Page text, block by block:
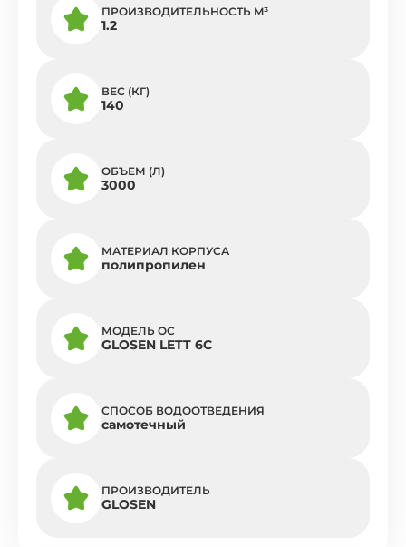
ПРОИЗВОДИТЕЛЬНОСТЬ M³
1.2
ВЕС (КГ)
140
ОБЪЕМ (Л)
3000
МАТЕРИАЛ КОРПУСА
полипропилен
МОДЕЛЬ ОС
GLOSEN LETT 6С
СПОСОБ ВОДООТВЕДЕНИЯ
самотечный
ПРОИЗВОДИТЕЛЬ
GLOSEN